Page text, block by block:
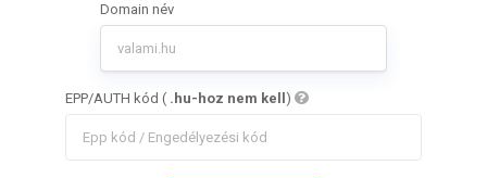
Domain név
EPP/AUTH kód ( .hu-hoz nem kell )